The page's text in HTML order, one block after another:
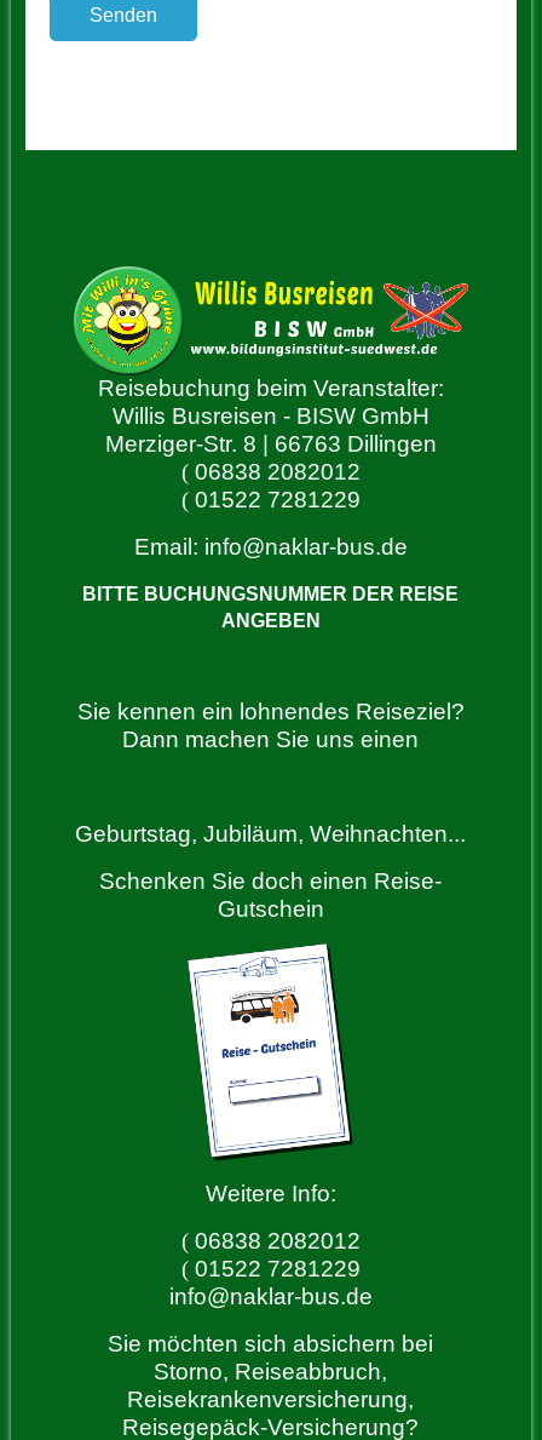
Reisebuchung beim Veranstalter:
Willis Busreisen - BISW GmbH
Merziger-Str. 8 | 66763 Dillingen
(06838 2082012
(01522 7281229
Email: info@naklar-bus.de
BITTE BUCHUNGSNUMMER DER REISE
ANGEBEN
Sie kennen ein lohnendes Reiseziel?
Dann machen Sie uns einen
Geburtstag, Jubiläum, Weihnachten...
Schenken Sie doch einen Reise-
Gutschein
Weitere Info:
(06838 2082012
(01522 7281229
info@naklar-bus.de
Sie möchten sich absichern bei
Storno, Reiseabbruch,
Reisekrankenversicherung,
Reisegepäck-Versicherung?